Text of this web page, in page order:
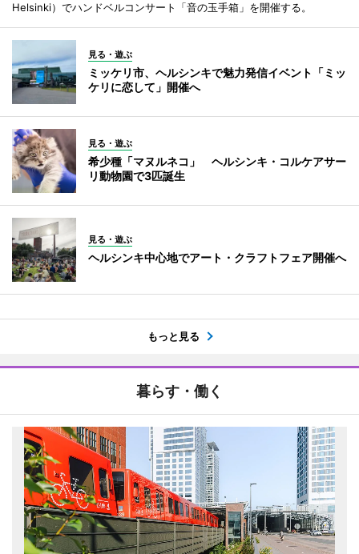
Helsinki）でハンドベルコンサート「音の玉手箱」を開催する。
見る・遊ぶ
ミッケリ市、ヘルシンキで魅力発信イベント「ミッ
ケリに恋して」開催へ
見る・遊ぶ
希少種「マヌルネコ」 ヘルシンキ・コルケアサー
リ動物園で3匹誕生
見る・遊ぶ
ヘルシンキ中心地でアート・クラフトフェア開催へ
もっと見る
暮らす・働く